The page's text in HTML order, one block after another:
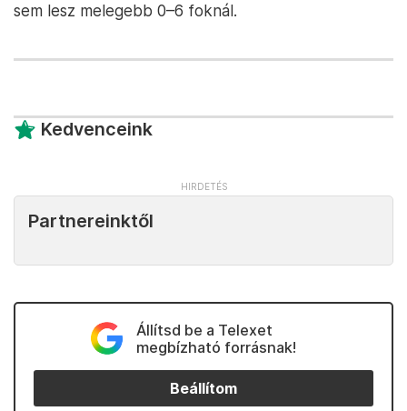
sem lesz melegebb 0–6 foknál.
Kedvenceink
Partnereinktől
Állítsd be a Telexet
megbízható forrásnak!
Beállítom